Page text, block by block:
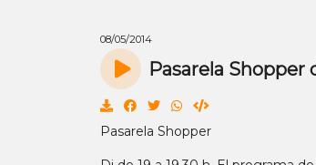
08/05/2014
Pasarela Shopper
Pasarela Shopper